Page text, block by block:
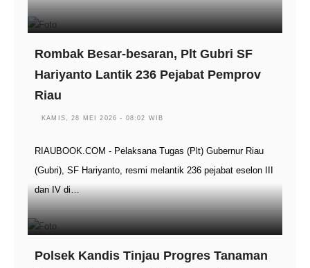
Rombak Besar-besaran, Plt Gubri SF
Hariyanto Lantik 236 Pejabat Pemprov
Riau
KAMIS, 28 MEI 2026 - 08:02 WIB
RIAUBOOK.COM - Pelaksana Tugas (Plt) Gubernur Riau
(Gubri), SF Hariyanto, resmi melantik 236 pejabat eselon III
dan IV di…
Polsek Kandis Tinjau Progres Tanaman